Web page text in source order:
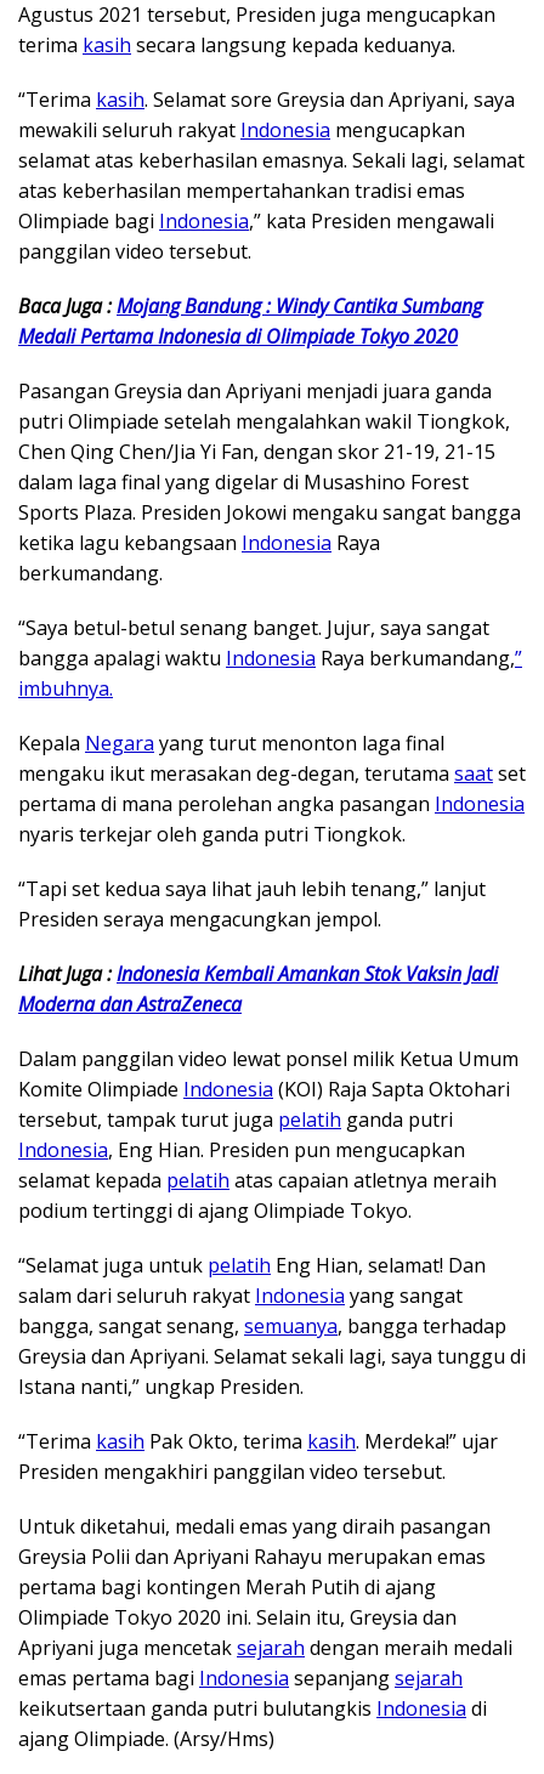
Agustus 2021 tersebut, Presiden juga mengucapkan
terima kasih secara langsung kepada keduanya.
“Terima kasih. Selamat sore Greysia dan Apriyani, saya
mewakili seluruh rakyat Indonesia mengucapkan
selamat atas keberhasilan emasnya. Sekali lagi, selamat
atas keberhasilan mempertahankan tradisi emas
Olimpiade bagi Indonesia,” kata Presiden mengawali
panggilan video tersebut.
Baca Juga :Mojang Bandung : Windy Cantika Sumbang
Medali Pertama Indonesia di Olimpiade Tokyo 2020
Pasangan Greysia dan Apriyani menjadi juara ganda
putri Olimpiade setelah mengalahkan wakil Tiongkok,
Chen Qing Chen/Jia Yi Fan, dengan skor 21-19, 21-15
dalam laga final yang digelar di Musashino Forest
Sports Plaza. Presiden Jokowi mengaku sangat bangga
ketika lagu kebangsaan Indonesia Raya
berkumandang.
“Saya betul-betul senang banget. Jujur, saya sangat
bangga apalagi waktu Indonesia Raya berkumandang,”
imbuhnya.
Kepala Negara yang turut menonton laga final
mengaku ikut merasakan deg-degan, terutama saatset
pertama di mana perolehan angka pasangan Indonesia
nyaris terkejar oleh ganda putri Tiongkok.
“Tapi set kedua saya lihat jauh lebih tenang,” lanjut
Presiden seraya mengacungkan jempol.
Lihat Juga :Indonesia Kembali Amankan Stok Vaksin Jadi
Moderna dan AstraZeneca
Dalam panggilan video lewat ponsel milik Ketua Umum
Komite Olimpiade Indonesia (KOI) Raja Sapta Oktohari
tersebut, tampak turut juga pelatih ganda putri
Indonesia, Eng Hian. Presiden pun mengucapkan
selamat kepada pelatih atas capaian atletnya meraih
podium tertinggi di ajang Olimpiade Tokyo.
“Selamat juga untuk pelatih Eng Hian, selamat! Dan
salam dari seluruh rakyat Indonesia yang sangat
bangga, sangat senang, semuanya, bangga terhadap
Greysia dan Apriyani. Selamat sekali lagi, saya tunggu di
Istana nanti,” ungkap Presiden.
“Terima kasih Pak Okto, terima kasih. Merdeka!” ujar
Presiden mengakhiri panggilan video tersebut.
Untuk diketahui, medali emas yang diraih pasangan
Greysia Polii dan Apriyani Rahayu merupakan emas
pertama bagi kontingen Merah Putih di ajang
Olimpiade Tokyo 2020 ini. Selain itu, Greysia dan
Apriyani juga mencetaksejarah dengan meraih medali
emas pertama bagi Indonesia sepanjangsejarah
keikutsertaan ganda putri bulutangkis Indonesia di
ajang Olimpiade. (Arsy/Hms)